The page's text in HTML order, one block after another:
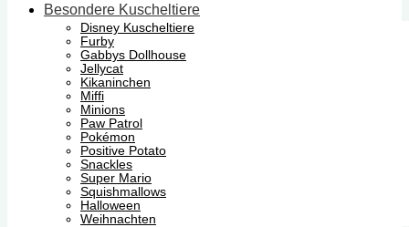
Besondere Kuscheltiere
Disney Kuscheltiere
Furby
Gabbys Dollhouse
Jellycat
Kikaninchen
Miffi
Minions
Paw Patrol
Pokémon
Positive Potato
Snackles
Super Mario
Squishmallows
Halloween
Weihnachten